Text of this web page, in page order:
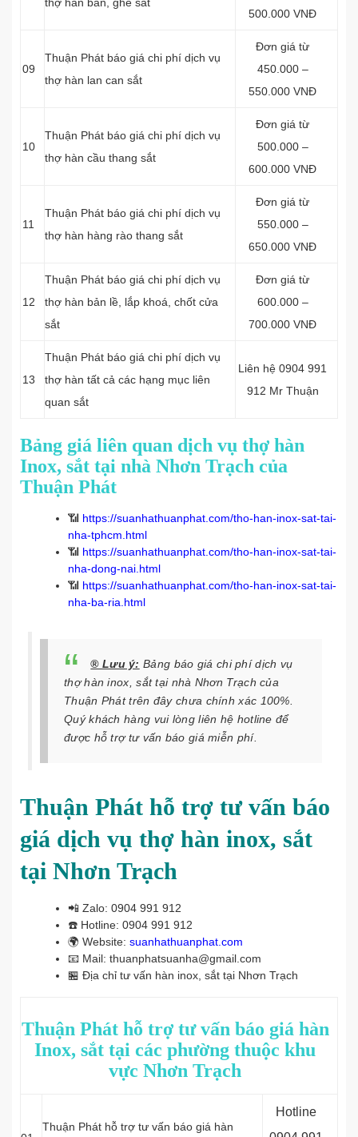
500.000 VNĐ
09
Thuận Phát báo giá chi phí dịch vụ
thợ hàn lan can sắt
Đơn giá từ
450.000 –
550.000 VNĐ
10
Thuận Phát báo giá chi phí dịch vụ
thợ hàn cầu thang sắt
Đơn giá từ
500.000 –
600.000 VNĐ
11
Thuận Phát báo giá chi phí dịch vụ
thợ hàn hàng rào thang sắt
Đơn giá từ
550.000 –
650.000 VNĐ
12
Thuận Phát báo giá chi phí dịch vụ
thợ hàn bản lề, lắp khoá, chốt cửa
sắt
Đơn giá từ
600.000 –
700.000 VNĐ
13
Thuận Phát báo giá chi phí dịch vụ
thợ hàn tất cả các hạng mục liên
quan sắt
Liên hệ 0904 991
912 Mr Thuận
Bảng giá liên quan dịch vụ thợ hàn
Inox, sắt tại nhà Nhơn Trạch của
Thuận Phát
📶 https://suanhathuanphat.com/tho-han-inox-sat-tai-
nha-tphcm.html
📶 https://suanhathuanphat.com/tho-han-inox-sat-tai-
nha-dong-nai.html
📶 https://suanhathuanphat.com/tho-han-inox-sat-tai-
nha-ba-ria.html
® Lưu ý: Bảng báo giá chi phí dịch vụ
thợ hàn inox, sắt tại nhà Nhơn Trạch của
Thuận Phát trên đây chưa chính xác 100%.
Quý khách hàng vui lòng liên hệ hotline để
được hỗ trợ tư vấn báo giámiễn phí.
Thuận Phát hỗ trợ tư vấn báo
giá dịch vụ thợ hàn inox, sắt
tại Nhơn Trạch
📲 Zalo: 0904 991 912
☎️ Hotline: 0904 991 912
🌍 Website: suanhathuanphat.com
📧 Mail: thuanphatsuanha@gmail.com
🏪 Địa chỉ tư vấn hàn inox, sắt tại Nhơn Trạch
Thuận Phát hỗ trợ tư vấn báo giá hàn
Inox, sắt tại các phường thuộc khu
vực Nhơn Trạch
Thuận Phát hỗ trợ tư vấn báo giá hàn
Hotline